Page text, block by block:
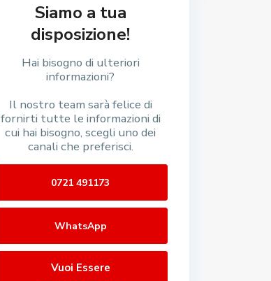
Siamo a tua
disposizione!
Hai bisogno di ulteriori
informazioni?
Il nostro team sarà felice di
fornirti tutte le informazioni di
cui hai bisogno, scegli uno dei
canali che preferisci.
0721 491173
WhatsApp
Vuoi Essere